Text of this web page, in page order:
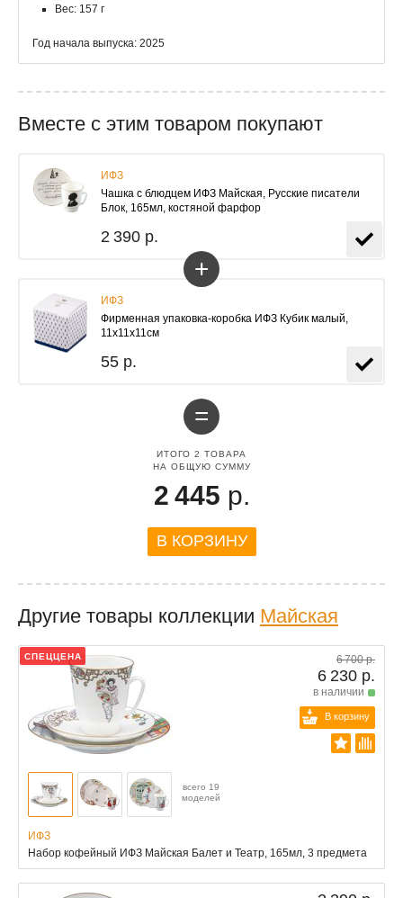
Вес: 157 г
Год начала выпуска: 2025
Вместе с этим товаром покупают
ИФЗ
Чашка с блюдцем ИФЗ Майская, Русские писатели
Блок, 165мл, костяной фарфор
2 390 р.
+
ИФЗ
Фирменная упаковка-коробка ИФЗ Кубик малый,
11х11х11см
55 р.
=
ИТОГО 2 ТОВАРА
НА ОБЩУЮ СУММУ
2 445 р.
В КОРЗИНУ
Другие товары коллекции Майская
СПЕЦЦЕНА 6 700 р.
6 230 р.
в наличии
В корзину
всего 19
моделей
ИФЗ
Набор кофейный ИФЗ Майская Балет и Театр, 165мл, 3 предмета